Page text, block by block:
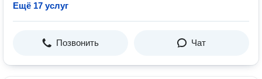
Ещё 17 услуг
Позвонить Чат